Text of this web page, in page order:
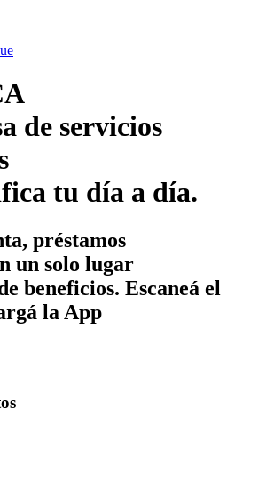
de servicios
tu día a día.
préstamos
un solo lugar
beneficios. Escaneá el
la App